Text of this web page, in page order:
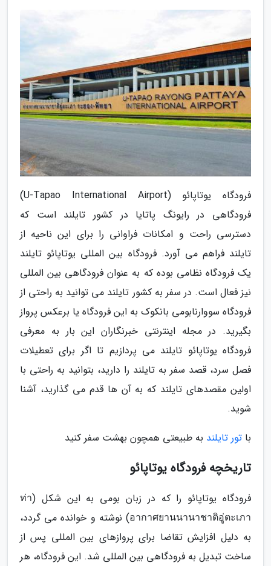
فرودگاه یوتاپائو (U-Tapao International Airport)
فرودگاهی در رایونگ پاتایا در کشور تایلند است که
دسترسی راحت و امکانات فراوانی را برای این ناحیه از
تایلند فراهم می آورد. فرودگاه بین المللی یوتاپائو تایلند
یک فرودگاه نظامی بوده که به عنوان فرودگاهی بین المللی
نیز فعال است. در سفر به کشور تایلند می توانید به راحتی از
فرودگاه سووارنابومی بانکوک به این فرودگاه یا برعکس پرواز
بگیرید. در مجله اینترنتی خبرنگاران این بار به معرفی
فرودگاه یوتاپائو تایلند می پردازیم تا اگر برای تعطیلات
فصل سرد، قصد سفر به تایلند را دارید، بتوانید به راحتی با
اولین مقصدهای تایلند که به آن ها قدم می گذارید، آشنا
شوید.
با تور تایلند به طبیعتی همچون بهشت سفر کنید
تاریخچه فرودگاه یوتاپائو
فرودگاه یوتاپائو را که در زبان بومی به این شکل (ท่า
อากาศยานนานาชาติอู่ตะเภา) نوشته و خوانده می گردد،
به دلیل افزایش تقاضا برای پروازهای بین المللی پس از
ساخت تبدیل به فرودگاهی بین المللی شد. این فرودگاه، هر